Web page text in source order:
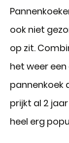
ook niet
op zit.
het weer
pannenkoek
prijkt al 2
heel erg